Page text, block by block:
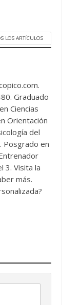
LOS ARTÍCULOS
Graduado
Ciencias
Orientación
del
Posgrado en
3. Visita la
más.